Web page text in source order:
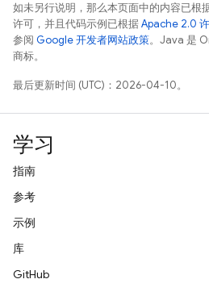
如未另行说明，那么本页面中的内容已根
许可，并且代码示例已根据Apache 2.0
参阅 Google 开发者网站政策。Java 是
商标。
最后更新时间 (UTC)：2026-04-10。
学习
指南
参考
示例
库
GitHub